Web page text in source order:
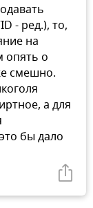
- ред.), то,
на
опять о
смешно.
а для
бы дало